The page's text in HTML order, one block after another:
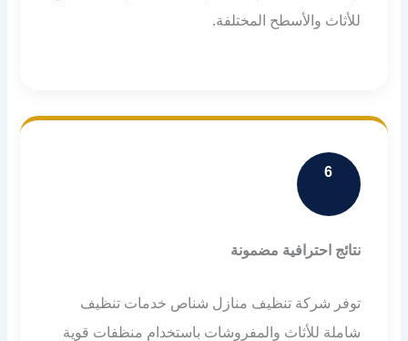
للأثاث والأسطح المختلفة.
نتائج احترافية مضمونة
توفر شركة تنظيف منازل شناص خدمات تنظيف
شاملة للأثاث والمفروشات باستخدام منظفات قوية